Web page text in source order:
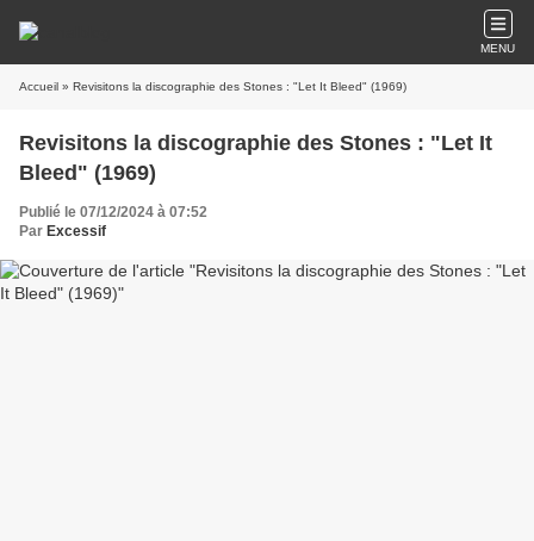
MENU
Accueil » Revisitons la discographie des Stones : "Let It Bleed" (1969)
Revisitons la discographie des Stones : "Let It
Bleed" (1969)
Publié le 07/12/2024 à 07:52
Par Excessif